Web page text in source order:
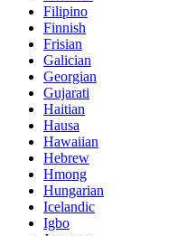
Filipino
Finnish
Frisian
Galician
Georgian
Gujarati
Haitian
Hausa
Hawaiian
Hebrew
Hmong
Hungarian
Icelandic
Igbo